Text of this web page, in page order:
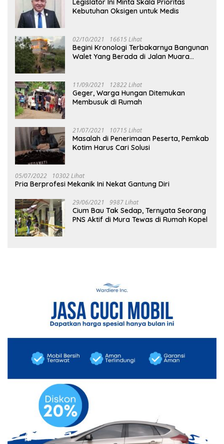
Legislator Ini Minta Skala Prioritas
Kebutuhan Oksigen untuk Medis
02/10/2021 16615 Lihat
Begini Kronologi Terbakarnya Bangunan
Walet Yang Berada di Jalan Muara
11/09/2021 12822 Lihat
Geger, Warga Hungan Ditemukan
Membusuk di Rumah
21/07/2021 10715 Lihat
Masalah di Penerimaan Peserta, Pemkab
Kotim Harus Cari Solusi
05/07/2022 10302 Lihat
Pria Berprofesi Mekanik Ini Nekat Gantung Diri
29/06/2021 9987 Lihat
Cium Bau Tak Sedap, Ternyata Seorang
PNS Aktif di Mura Tewas di Rumah Kopel